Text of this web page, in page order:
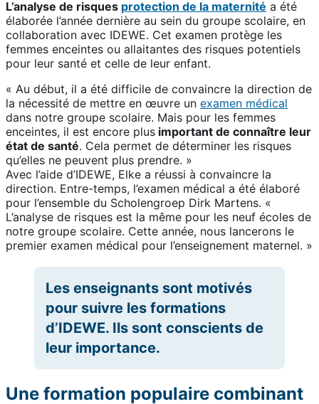
L’analyse de risques protection de la maternité a été
élaborée l’année dernière au sein du groupe scolaire, en
collaboration avec IDEWE. Cet examen protège les
femmes enceintes ou allaitantes des risques potentiels
pour leur santé et celle de leur enfant.
« Au début, il a été difficile de convaincre la direction de
la nécessité de mettre en œuvre un examen médical
dans notre groupe scolaire. Mais pour les femmes
enceintes, il est encore plus important de connaître leur
état de santé. Cela permet de déterminer les risques
qu’elles ne peuvent plus prendre. »
Avec l’aide d’IDEWE, Elke a réussi à convaincre la
direction. Entre-temps, l’examen médical a été élaboré
pour l’ensemble du Scholengroep Dirk Martens. «
L’analyse de risques est la même pour les neuf écoles de
notre groupe scolaire. Cette année, nous lancerons le
premier examen médical pour l’enseignement maternel. »
Les enseignants sont motivés
pour suivre les formations
d’IDEWE. Ils sont conscients de
leur importance.
Une formation populaire combinant